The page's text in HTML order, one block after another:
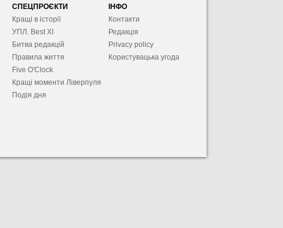
СПЕЦПРОЄКТИ
Кращі в історії
УПЛ. Best XІ
Битва редакцій
Правила життя
Five O'Clock
Кращі моменти Ліверпуля
Подія дня
ІНФО
Контакти
Редакція
Privacy policy
Користувацька угода